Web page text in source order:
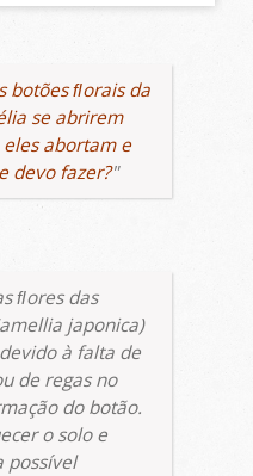
botões ﬂorais da
se abrirem
abortam e
devo fazer?
ﬂores das
japonica)
à falta de
de regas no
do botão.
o solo e
possível